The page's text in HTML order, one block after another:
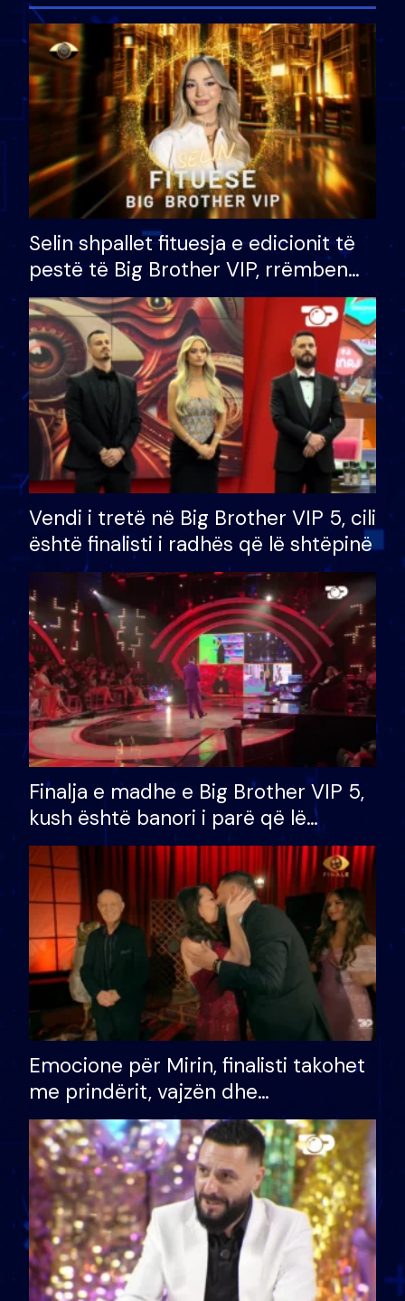
Selin shpallet fituesja e edicionit të
pestë të Big Brother VIP, rrëmben
çmimin e madh prej 100 mijë eurosh
Vendi i tretë në Big Brother VIP 5, cili
është finalisti i radhës që lë shtëpinë
Finalja e madhe e Big Brother VIP 5,
kush është banori i parë që lë
shtëpinë dhe humb mundësinë për
të fituar çmimin e madh
Emocione për Mirin, finalisti takohet
me prindërit, vajzën dhe
bashkëshorten: S’kemi ndonjë letër
divorci apo jo?